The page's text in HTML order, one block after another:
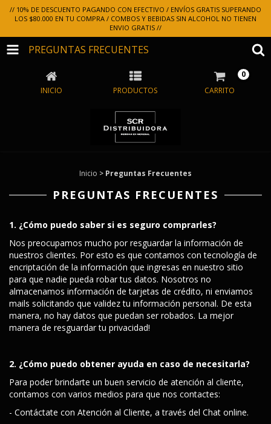
// 10% DE DESCUENTO PAGANDO CON EFECTIVO / ENVÍOS GRATIS SUPERANDO
LOS $80.000 EN TU COMPRA / COMBOS Y BEBIDAS SIN ALCOHOL NO TIENEN
ENVIO GRATIS //
PREGUNTAS FRECUENTES
INICIO PRODUCTOS CARRITO
0
Inicio > Preguntas Frecuentes
PREGUNTAS FRECUENTES
1. ¿Cómo puedo saber si es seguro comprarles?
Nos preocupamos mucho por resguardar la información de
nuestros clientes. Por esto es que contamos con tecnología de
encriptación de la información que ingresas en nuestro sitio
para que nadie pueda robar tus datos. Nosotros no
almacenamos información de tarjetas de crédito, ni enviamos
mails solicitando que validez tu información personal. De esta
manera, no hay datos que puedan ser robados. La mejor
manera de resguardar tu privacidad!
2. ¿Cómo puedo obtener ayuda en caso de necesitarla?
Para poder brindarte un buen servicio de atención al cliente,
contamos con varios medios para que nos contactes:
- Contáctate con Atención al Cliente, a través del Chat online.